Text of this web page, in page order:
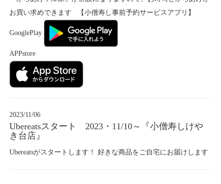
お買い求めできます 【小僧寿し事前予約サービスアプリ】
GooglePlay
APPstore
2023/11/06
Ubereatsスタート 2023・11/10～『小僧寿しけや
き台店』
Ubereatsがスタートします！ 好きな商品をご自宅にお届けします